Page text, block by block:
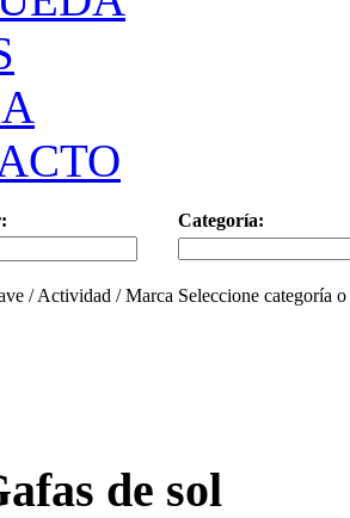
Categoría:
/ Actividad / Marca Seleccione categoría
de sol